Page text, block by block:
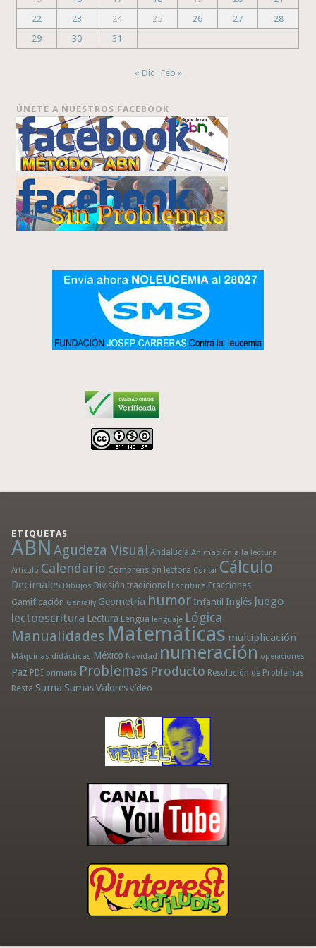
22
23 24 25 26 27
28
29
30 31
« Dic Feb »
ÚNETE A NUESTROS FACEBOOK
ETIQUETAS
ABN Agudeza Visual Andalucía Animación a la lectura
Artículo Calendario Comprensión lectora Contar Cálculo
Decimales Dibujos División tradicional Escritura Fracciones
Gamificación Genially Geometría humor Infantil Inglés Juego
lectoescritura Lectura Lengua lenguaje Lógica
Manualidades Matemáticas multiplicación
Máquinas didácticas México Navidad numeración operaciones
Paz PDI primaria Problemas Producto Resolución de Problemas
Resta Suma Sumas Valores vídeo